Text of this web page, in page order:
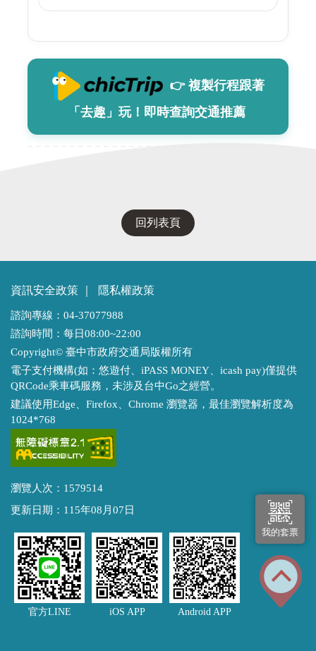
👉 複製行程跟著
「去趣」玩！即時查詢交通推薦
回列表頁
資訊安全政策 隱私權政策
諮詢專線：04-37077988
諮詢時間：每日08:00~22:00
Copyright© 臺中市政府交通局版權所有
電子支付機構(如：悠遊付、iPASS MONEY、icash pay)僅提供
QRCode乘車碼服務，未涉及台中Go之經營。
建議使用Edge、Firefox、Chrome 瀏覽器，最佳瀏覽解析度為
1024*768
瀏覽人次：1579514
更新日期：115年08月07日
官方LINE iOS APP Android APP
我的套票